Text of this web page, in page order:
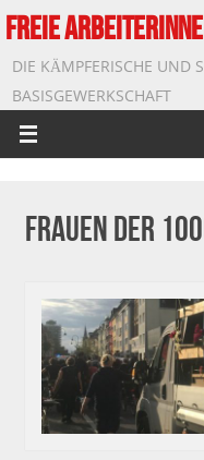
FREIE
DIE KÄMPFERISCHE UND
BASISGEWERKSCHAFT
Frauen Der